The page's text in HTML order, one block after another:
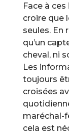
Face à
croire que
seules. En
qu’un
cheval, ni
Les
toujours
croisées
maréchal-
cela est